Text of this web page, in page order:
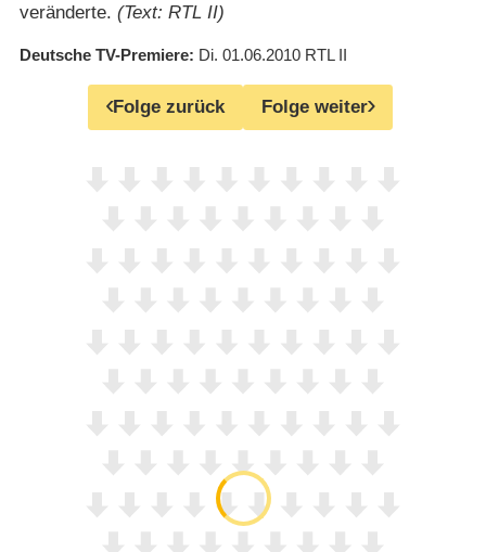
veränderte. (Text: RTL II)
Deutsche TV-Premiere Di. 01.06.2010 RTL II
Folge zurück Folge weiter